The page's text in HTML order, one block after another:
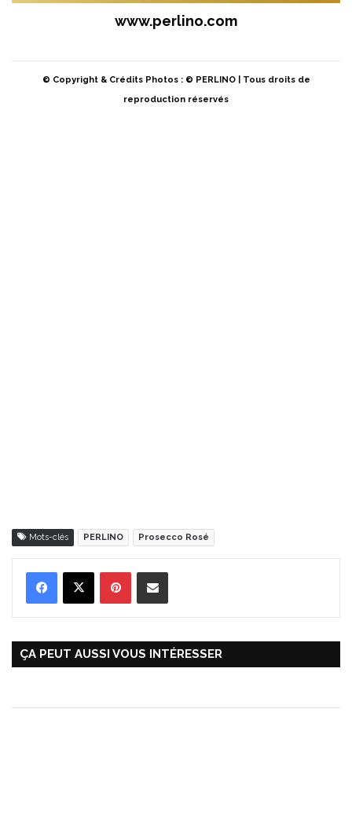
www.perlino.com
© Copyright & Crédits Photos : © PERLINO | Tous droits de
reproduction réservés
Mots-clés PERLINO Prosecco Rosé
ÇA PEUT AUSSI VOUS INTÉRESSER